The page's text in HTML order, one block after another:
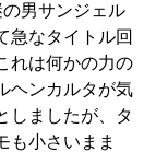
男サンジェル
急なタイトル回
れは何かの力の
ヘンカルタが気
しましたが、タ
も小さいまま